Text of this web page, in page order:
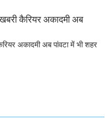
कैरियर अकादमी अब
अकादमी अब पांवटा में भी शहर